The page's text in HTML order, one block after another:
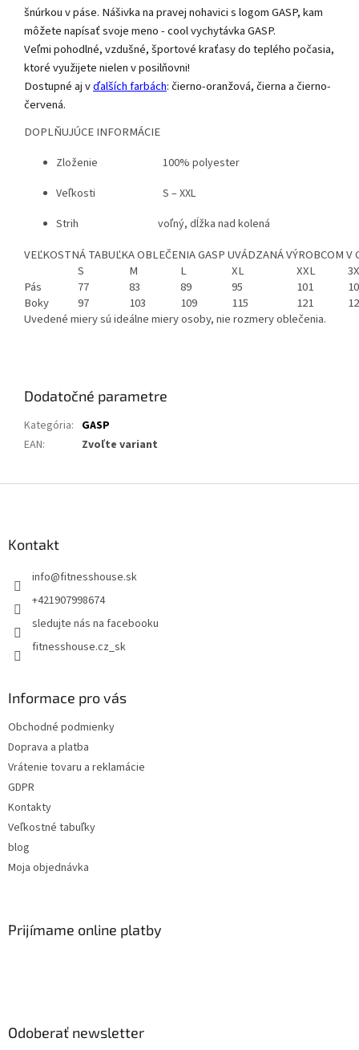
šnúrkou v páse. Nášivka na pravej nohavici s logom GASP, kam
môžete napísať svoje meno - cool vychytávka GASP.
Veľmi pohodlné, vzdušné, športové kraťasy do teplého počasia,
ktoré využijete nielen v posilňovni!
Dostupné aj vďalších farbách: čierno-oranžová, čierna a čierno-
červená.
DOPLŇUJÚCE INFORMÁCIE
Zloženie 100% polyester
Veľkosti S – XXL
Strih voľný, dĺžka nad kolená
VEĽKOSTNÁ TABUĽKA OBLEČENIA GASP UVÁDZANÁ VÝROBCOM V
S
M L XL XXL
Pás
77 83 89 95 101
Boky
97 103 109 115 121
Uvedené miery sú ideálne miery osoby, nie rozmery oblečenia.
Dodatočné parametre
Kategória: GASP
EAN: Zvoľte variant
Kontakt
info@fitnesshouse.sk
+421907998674
sledujte nás na facebooku
fitnesshouse.cz_sk
Informace pro vás
Obchodné podmienky
Doprava a platba
Vrátenie tovaru a reklamácie
GDPR
Kontakty
Veľkostné tabuľky
blog
Moja objednávka
Prijímame online platby
Odoberať newsletter